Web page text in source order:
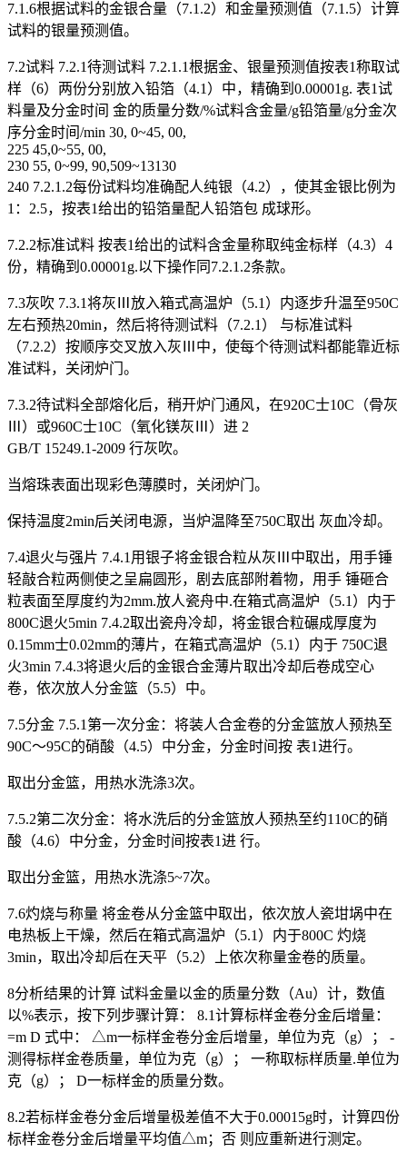
7.1.6根据试料的金银合量（7.1.2）和金量预测值（7.1.5）计算
试料的银量预测值。
7.2试料 7.2.1待测试料 7.2.1.1根据金、银量预测值按表1称取试
样（6）两份分别放入铅箔（4.1）中，精确到0.00001g. 表1试
料量及分金时间 金的质量分数/%试料含金量/g铅箔量/g分金次
序分金时间/min 30, 0~45, 00,
225 45,0~55, 00,
230 55, 0~99, 90,509~13130
240 7.2.1.2每份试料均准确配人纯银（4.2），使其金银比例为
1：2.5，按表1给出的铅箔量配人铅箔包 成球形。
7.2.2标准试料 按表1给出的试料含金量称取纯金标样（4.3）4
份，精确到0.00001g.以下操作同7.2.1.2条款。
7.3灰吹 7.3.1将灰Ⅲ放入箱式高温炉（5.1）内逐步升温至950C
左右预热20min，然后将待测试料（7.2.1） 与标准试料
（7.2.2）按顺序交叉放入灰Ⅲ中，使每个待测试料都能靠近标
准试料，关闭炉门。
7.3.2待试料全部熔化后，稍开炉门通风，在920C士10C（骨灰
Ⅲ）或960C士10C（氧化镁灰Ⅲ）进 2
GB/T 15249.1-2009 行灰吹。
当熔珠表面出现彩色薄膜时，关闭炉门。
保持温度2min后关闭电源，当炉温降至750C取出 灰血冷却。
7.4退火与强片 7.4.1用银子将金银合粒从灰Ⅲ中取出，用手锤
轻敲合粒两侧使之呈扁圆形，剧去底部附着物，用手 锤砸合
粒表面至厚度约为2mm.放人瓷舟中.在箱式高温炉（5.1）内于
800C退火5min 7.4.2取出瓷舟冷却，将金银合粒碾成厚度为
0.15mm士0.02mm的薄片，在箱式高温炉（5.1）内于 750C退
火3min 7.4.3将退火后的金银合金薄片取出冷却后卷成空心
卷，依次放人分金篮（5.5）中。
7.5分金 7.5.1第一次分金：将装人合金卷的分金篮放人预热至
90C～95C的硝酸（4.5）中分金，分金时间按 表1进行。
取出分金篮，用热水洗涤3次。
7.5.2第二次分金：将水洗后的分金篮放人预热至约110C的硝
酸（4.6）中分金，分金时间按表1进 行。
取出分金篮，用热水洗涤5~7次。
7.6灼烧与称量 将金卷从分金篮中取出，依次放人瓷坩埚中在
电热板上干燥，然后在箱式高温炉（5.1）内于800C 灼烧
3min，取出冷却后在天平（5.2）上依次称量金卷的质量。
8分析结果的计算 试料金量以金的质量分数（Au）计，数值
以%表示，按下列步骤计算： 8.1计算标样金卷分金后增量：
=m D 式中： △m一标样金卷分金后增量，单位为克（g）； -
测得标样金卷质量，单位为克（g）； 一称取标样质量.单位为
克（g）； D一标样金的质量分数。
8.2若标样金卷分金后增量极差值不大于0.00015g时，计算四份
标样金卷分金后增量平均值△m；否 则应重新进行测定。